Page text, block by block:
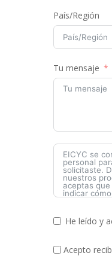
País/Región
Tu mensaje
He leído y
Acepto